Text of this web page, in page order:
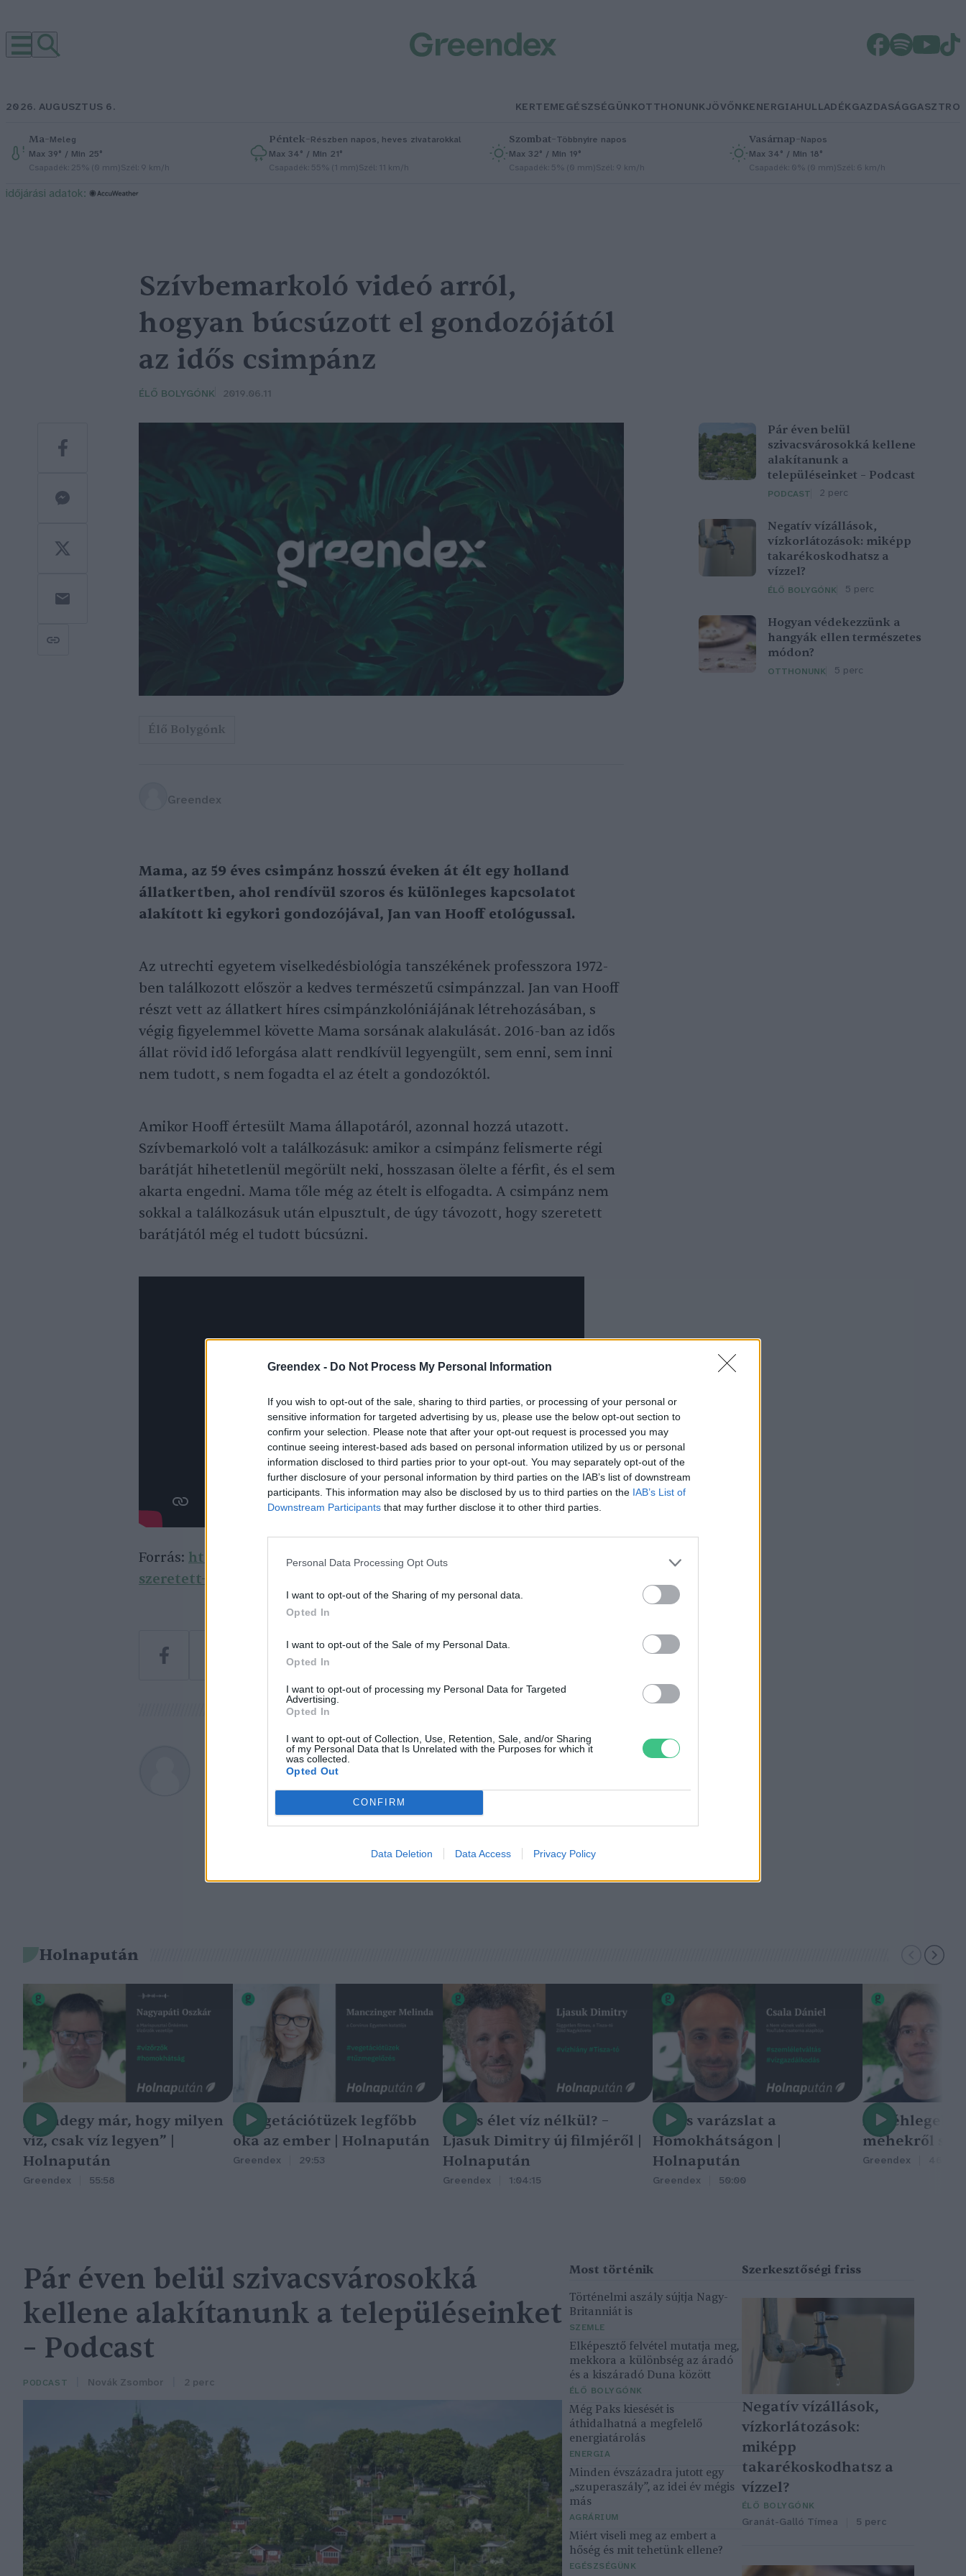
Greendex - Do Not Process My Personal Information
If you wish to opt-out of the sale, sharing to third parties, or processing of your personal or
sensitive information for targeted advertising by us, please use the below opt-out section to
confirm your selection. Please note that after your opt-out request is processed you may
continue seeing interest-based ads based on personal information utilized by us or personal
information disclosed to third parties prior to your opt-out. You may separately opt-out of the
further disclosure of your personal information by third parties on the IAB’s list of downstream
participants. This information may also be disclosed by us to third parties on the IAB’s List of
Downstream Participants that may further disclose it to other third parties.
Personal Data Processing Opt Outs
I want to opt-out of the Sharing of my personal data.
Opted In
I want to opt-out of the Sale of my Personal Data.
Opted In
I want to opt-out of processing my Personal Data for Targeted
Advertising.
Opted In
I want to opt-out of Collection, Use, Retention, Sale, and/or Sharing
of my Personal Data that Is Unrelated with the Purposes for which it
was collected.
Opted Out
CONFIRM
Data Deletion Data Access Privacy Policy
2026. AUGUSZTUS 6. KERTEMEGÉSZSÉGÜNKOTTHONUNKJÖVŐNKENERGIAHULLADÉKGAZDASÁGGASZTRO
Ma–Meleg
Max 39° / Min 25°
Csapadék: 25% (0 mm)Szél: 9 km/h
Péntek–Részben napos, heves zivatarokkal
Max 34° / Min 21°
Csapadék: 55% (1 mm)Szél: 11 km/h
Szombat–Többnyire napos
Max 32° / Min 19°
Csapadék: 5% (0 mm)Szél: 9 km/h
Vasárnap–Napos
Max 34° / Min 18°
Csapadék: 0% (0 mm)Szél: 6 km/h
időjárási adatok:
Pár éven belül
szivacsvárosokká kellene
alakítanunk a
településeinket – Podcast
PODCAST 2 perc
Negatív vízállások,
vízkorlátozások: miképp
takarékoskodhatsz a
vízzel?
ÉLŐ BOLYGÓNK 5 perc
Hogyan védekezzünk a
hangyák ellen természetes
módon?
OTTHONUNK 5 perc
Szívbemarkoló videó arról,
hogyan búcsúzott el gondozójától
az idős csimpánz
ÉLŐ BOLYGÓNK 2019.06.11
Élő Bolygónk
Greendex
Mama, az 59 éves csimpánz hosszú éveken át élt egy holland
állatkertben, ahol rendívül szoros és különleges kapcsolatot
alakított ki egykori gondozójával, Jan van Hooff etológussal.
Az utrechti egyetem viselkedésbiológia tanszékének professzora 1972-
ben találkozott először a kedves természetű csimpánzzal. Jan van Hooff
részt vett az állatkert híres csimpánzkolóniájának létrehozásában, s
végig figyelemmel követte Mama sorsának alakulását. 2016-ban az idős
állat rövid idő leforgása alatt rendkívül legyengült, sem enni, sem inni
nem tudott, s nem fogadta el az ételt a gondozóktól.
Amikor Hooff értesült Mama állapotáról, azonnal hozzá utazott.
Szívbemarkoló volt a találkozásuk: amikor a csimpánz felismerte régi
barátját hihetetlenül megörült neki, hosszasan ölelte a férfit, és el sem
akarta engedni. Mama tőle még az ételt is elfogadta. A csimpánz nem
sokkal a találkozásuk után elpusztult, de úgy távozott, hogy szeretett
barátjától még el tudott búcsúzni.
Forrás: http://www.erdekesvilag.hu/szivbemarkoloan-bucsuzott-
szeretett-gondozojatol-az-idos-csimpanz/
Greendex
A szerző további cikkei
Holnapután
„Mindegy már, hogy milyen
víz, csak víz legyen” |
Holnapután
Greendex 55:58
A vegetációtüzek legfőbb
oka az ember | Holnapután
Greendex 29:53
Nincs élet víz nélkül? –
Ljasuk Dimitry új filmjéről |
Holnapután
Greendex 1:04:15
Nincs varázslat a
Homokhátságon |
Holnapután
Greendex 50:00
A méhlegelő
méhekről
Greendex
Pár éven belül szivacsvárosokká
kellene alakítanunk a településeinket
– Podcast
PODCAST Novák Zsombor 2 perc
Történelmi aszály sújtja Nagy-
Britanniát is
SZEMLE
Elképesztő felvétel mutatja meg,
mekkora a különbség az áradó
és a kiszáradó Duna között
ÉLŐ BOLYGÓNK
Még Paks kiesését is
áthidalhatná a megfelelő
energiatárolás
ENERGIA
Minden évszázadra jutott egy
„szuperaszály”, az idei év mégis
más
AGRÁRIUM
Miért viseli meg az embert a
hőség és mit tehetünk ellene?
EGÉSZSÉGÜNK
Negatív vízállások,
vízkorlátozások:
miképp
takarékoskodhatsz a
vízzel?
ÉLŐ BOLYGÓNK
Granát-Galló Tímea 5 perc